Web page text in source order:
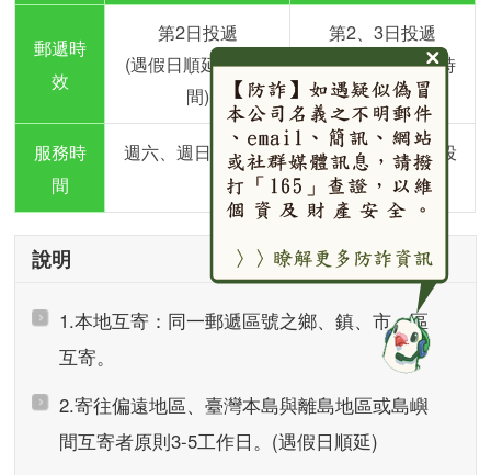
郵遞時
效
第2日投遞
(遇假日順延送達時
間)
第2、3日投遞
(遇假日順延送達時
間)
服務時
間
週六、週日、國定假日及連續假日期間不投
遞
說明
1.本地互寄：同一郵遞區號之鄉、鎮、市、區
互寄。
2.寄往偏遠地區、臺灣本島與離島地區或島嶼
間互寄者原則3-5工作日。(遇假日順延)